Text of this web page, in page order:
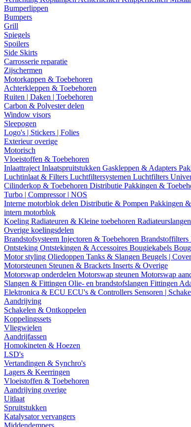
Bumperlippen
Bumpers
Grill
Spiegels
Spoilers
Side Skirts
Carrosserie reparatie
Zijschermen
Motorkappen & Toebehoren
Achterkleppen & Toebehoren
Ruiten | Daken | Toebehoren
Carbon & Polyester delen
Window visors
Sleepogen
Logo's | Stickers | Folies
Exterieur overige
Motorisch
Vloeistoffen & Toebehoren
Inlaattraject Inlaatspruitstukken Gaskleppen & Adapters
Luchtinlaat & Filters Luchtfiltersystemen Luchtfilters
Cilinderkop & Toebehoren Distributie Pakkingen &
Turbo | Compressor | NOS
Interne motorblok delen Distributie & Pompen Pakkingen
intern motorblok
Koeling Radiateuren & Kleine toebehoren Radiateurslangen
Overige koelingsdelen
Brandstofsysteem Injectoren & Toebehoren Brandstoffilters
Ontsteking Ontstekingen & Accessoires Bougiekabels
Motor styling Oliedoppen Tanks & Slangen Beugels |
Motorsteunen Steunen & Brackets Inserts & Overige
Motorswap onderdelen Motorswap steunen Motorswap
Slangen & Fittingen Olie- en brandstofslangen Fittingen
Elektronica & ECU ECU's & Controllers Sensoren |
Aandrijving
Schakelen & Ontkoppelen
Koppelingssets
Vliegwielen
Aandrijfassen
Homokineten & Hoezen
LSD's
Vertandingen & Synchro's
Lagers & Keerringen
Vloeistoffen & Toebehoren
Aandrijving overige
Uitlaat
Spruitstukken
Katalysator vervangers
Middendempers